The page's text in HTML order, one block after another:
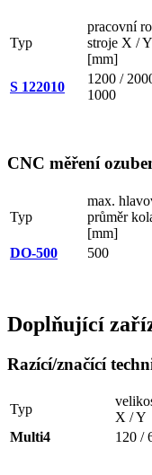
Typ
pracovní
stroje X /
[mm]
S 122010
1200 /
1000
CNC měření
Typ
max.
průměr
[mm]
DO-500 500
Doplňující
Razící/značící
Typ
X / Y
Multi4
120 /